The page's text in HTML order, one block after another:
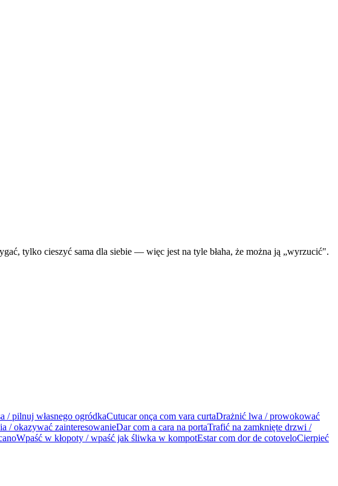
tylko cieszyć sama dla siebie — więc jest na tyle błaha, że można ją „wyrzucić".
/ pilnuj własnego ogródkaCutucar onça com vara curtaDrażnić lwa / prowokować
/ okazywać zainteresowanieDar com a cara na portaTrafić na zamknięte drzwi /
Wpaść w kłopoty / wpaść jak śliwka w kompotEstar com dor de cotoveloCierpieć